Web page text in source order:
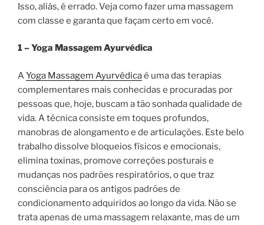
Isso, aliás, é errado. Veja como fazer uma massagem
com classe e garanta que façam certo em você.
1 – Yoga Massagem Ayurvédica
AYoga Massagem Ayurvédicaé uma das terapias
complementares mais conhecidas e procuradas por
pessoas que, hoje, buscam a tão sonhada qualidade de
vida. A técnica consiste em toques profundos,
manobras de alongamento e de articulações. Este belo
trabalho dissolve bloqueios físicos e emocionais,
elimina toxinas, promove correções posturais e
mudanças nos padrões respiratórios, o que traz
consciência para os antigos padrões de
condicionamento adquiridos ao longo da vida. Não se
trata apenas de uma massagem relaxante, mas de um